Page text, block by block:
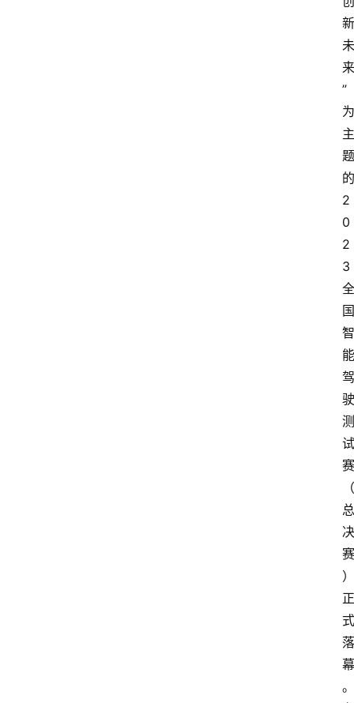
新
未
来
”
为
主
题
的
2
0
2
3
全
国
智
能
驾
驶
测
试
赛
（
总
决
赛
）
正
式
落
幕
。